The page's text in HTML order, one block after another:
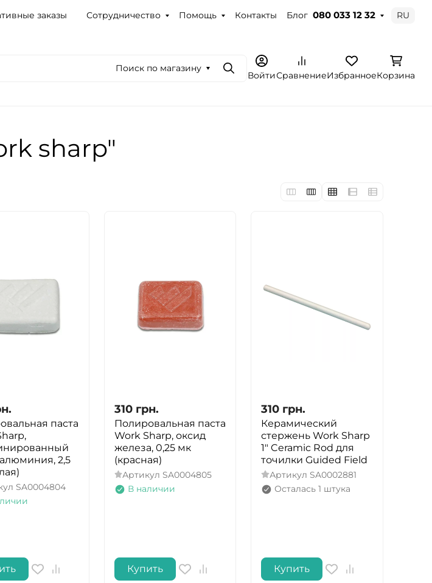
заказы Сотрудничество Помощь Контакты Блог 080 033 12 32 RU
Поиск по магазину
ПоискВойтиСравнениеИзбранноеКорзина
sharp"
паста
2,5
SA0004804
310 грн.
Полировальная паста
Work Sharp, оксид
железа, 0,25 мк
(красная)
Артикул SA0004805
В наличии
Купить
310 грн.
Керамический
стержень Work Sharp
1" Ceramic Rod для
точилки Guided Field
Артикул SA0002881
Осталась 1 штука
Купить